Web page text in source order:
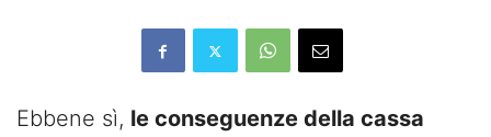
Ebbene sì, le conseguenze della cassa